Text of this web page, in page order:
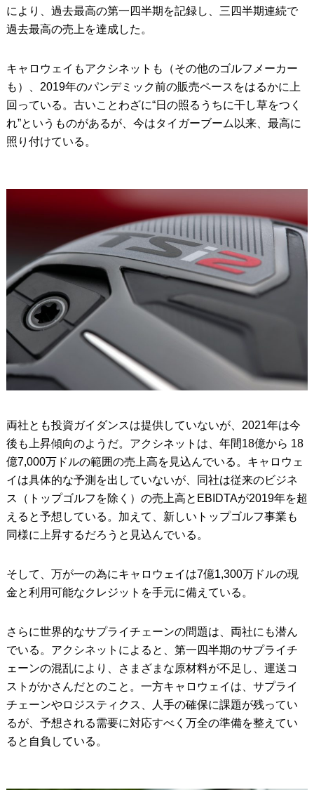
により、過去最高の第一四半期を記録し、三四半期連続で
過去最高の売上を達成した。
キャロウェイもアクシネットも（その他のゴルフメーカー
も）、2019年のパンデミック前の販売ペースをはるかに上
回っている。古いことわざに“日の照るうちに干し草をつく
れ”というものがあるが、今はタイガーブーム以来、最高に
照り付けている。
両社とも投資ガイダンスは提供していないが、2021年は今
後も上昇傾向のようだ。アクシネットは、年間18億から 18
億7,000万ドルの範囲の売上高を見込んでいる。キャロウェ
イは具体的な予測を出していないが、同社は従来のビジネ
ス（トップゴルフを除く）の売上高とEBIDTAが2019年を超
えると予想している。加えて、新しいトップゴルフ事業も
同様に上昇するだろうと見込んでいる。
そして、万が一の為にキャロウェイは7億1,300万ドルの現
金と利用可能なクレジットを手元に備えている。
さらに世界的なサプライチェーンの問題は、両社にも潜ん
でいる。アクシネットによると、第一四半期のサプライチ
ェーンの混乱により、さまざまな原材料が不足し、運送コ
ストがかさんだとのこと。一方キャロウェイは、サプライ
チェーンやロジスティクス、人手の確保に課題が残ってい
るが、予想される需要に対応すべく万全の準備を整えてい
ると自負している。